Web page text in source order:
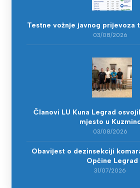
Testne vožnje javnog prijevoza
03/08/2026
Članovi LU Kuna Legrad
mjesto u
03/08/2026
Obavijest o dezinsekciji
Općine Legrad
31/07/2026